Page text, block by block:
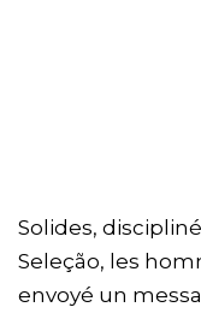
Solides,
Seleção, les
envoyé un